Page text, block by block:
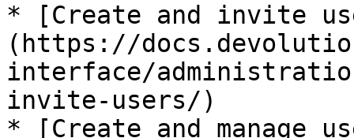
* [Create and invite
(https://
interface/
invite-users/)
* [Create and manage